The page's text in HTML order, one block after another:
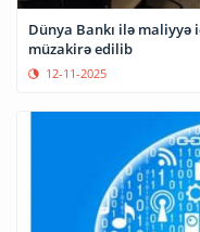
Dünya Bankı ilə maliyyə
müzakirə edilib
12-11-2025